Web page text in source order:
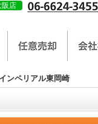
阪店
インペリアル東岡崎